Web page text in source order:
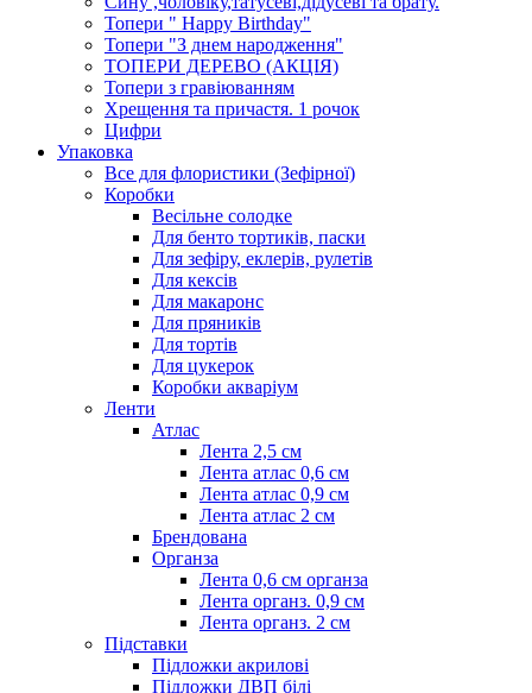
Топери " Happy Birthday"
Топери "З днем народження"
ТОПЕРИ ДЕРЕВО (АКЦІЯ)
Топери з гравіюванням
Хрещення та причастя. 1 рочок
Цифри
Упаковка
Все для флористики (Зефірної)
Коробки
Весільне солодке
Для бенто тортиків, паски
Для зефіру, еклерів, рулетів
Для кексів
Для макаронс
Для пряників
Для тортів
Для цукерок
Коробки акваріум
Ленти
Атлас
Лента 2,5 см
Лента атлас 0,6 см
Лента атлас 0,9 см
Лента атлас 2 см
Брендована
Органза
Лента 0,6 см органза
Лента органз. 0,9 см
Лента органз. 2 см
Підставки
Підложки акрилові
Підложки ДВП білі